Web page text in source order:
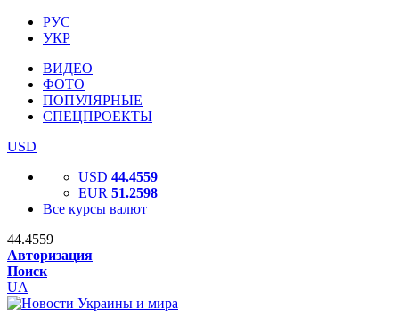
РУС
УКР
ВИДЕО
ФОТО
ПОПУЛЯРНЫЕ
СПЕЦПРОЕКТЫ
USD
USD 44.4559
EUR 51.2598
Все курсы валют
44.4559
Авторизация
Поиск
UA